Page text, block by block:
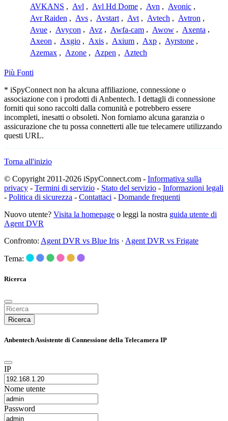
AVKANS , Avl , Avl Hd Dome , Avn , Avonic ,
Avr Raiden , Avs , Avstart , Avt , Avtech , Avtron ,
Avue , Avycon , Avz , Awfa-cam , Awow , Axenta ,
Axeon , Axgio , Axis , Axium , Axp , Ayrstone ,
Azemax , Azone , Azpen , Aztech
Più Fonti
* iSpyConnect non ha alcuna affiliazione, connessione o
associazione con i prodotti di Anbentech. I dettagli di connessione
forniti qui sono raccolti dalla comunità e potrebbero essere
incompleti, inesatti o obsoleti. Non forniamo alcuna garanzia o
assicurazione che tu possa connetterti alle tue telecamere utilizzando
questi URL.
Torna all'inizio
© Copyright 2011-2026 iSpyConnect.com - Informativa sulla
privacy - Termini di servizio - Stato del servizio - Informazioni legali
- Politica di sicurezza - Contattaci - Domande frequenti
Nuovo utente? Visita la homepage o leggi la nostra guida utente di
Agent DVR
Confronto: Agent DVR vs Blue Iris · Agent DVR vs Frigate
Tema:
Ricerca
Ricerca
Anbentech Assistente di Connessione della Telecamera IP
IP
Nome utente
Password